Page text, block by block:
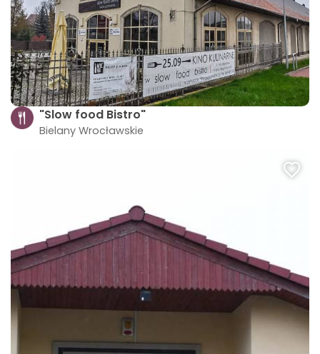
"Slow food Bistro"
Bielany Wrocławskie